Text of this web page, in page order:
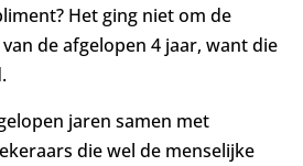
Het ging niet om de
de afgelopen 4 jaar, want die
jaren samen met
die wel de menselijke